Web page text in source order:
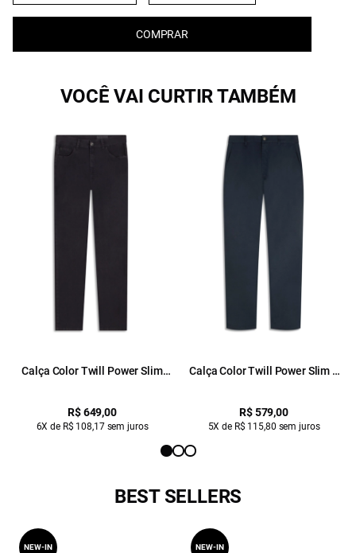
COMPRAR
VOCÊ VAI CURTIR TAMBÉM
Calça Color Twill Power Slim
R$ 649,00
6X de R$ 108,17 sem juros
Calça Color Twill Power Slim b
R$ 579,00
5X de R$ 115,80 sem juros
BEST SELLERS
NEW-IN NEW-IN